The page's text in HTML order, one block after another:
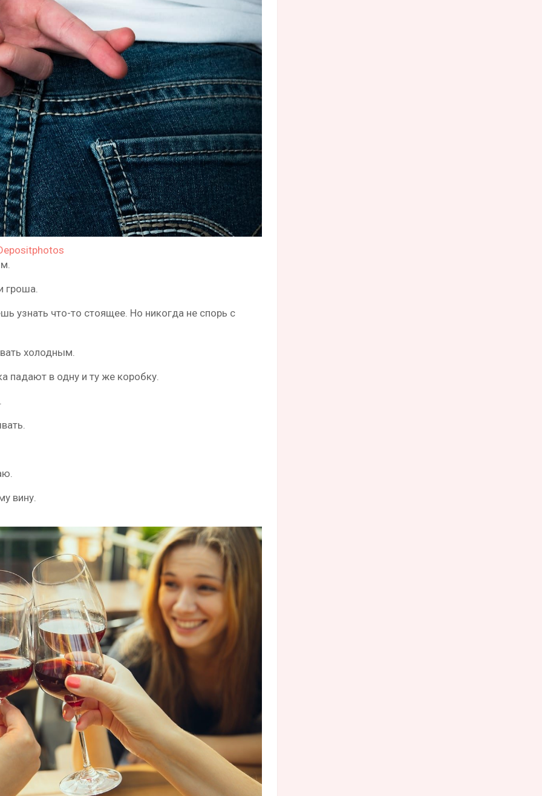
гроша.
узнать что-то стоящее. Но никогда не спорь с
холодным.
падают в одну и ту же коробку.
вину.